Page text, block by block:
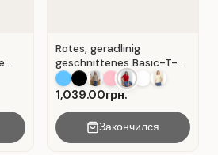
.
Rotes, geradlinig
geschnittenes Basic-T-
Shirt aus Baumwolle . Rot
.1,039.00грн.
Закончился